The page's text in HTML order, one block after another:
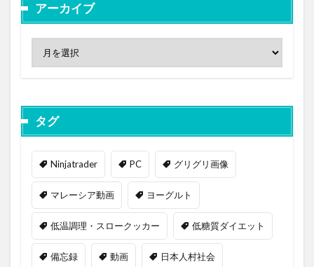
アーカイブ
タグ
Ninjatrader PC グリグリ画像
マレーシア動画 ヨーグルト
低温調理・スロークッカー 低糖質ダイエット
備忘録 動画 日本人村社会